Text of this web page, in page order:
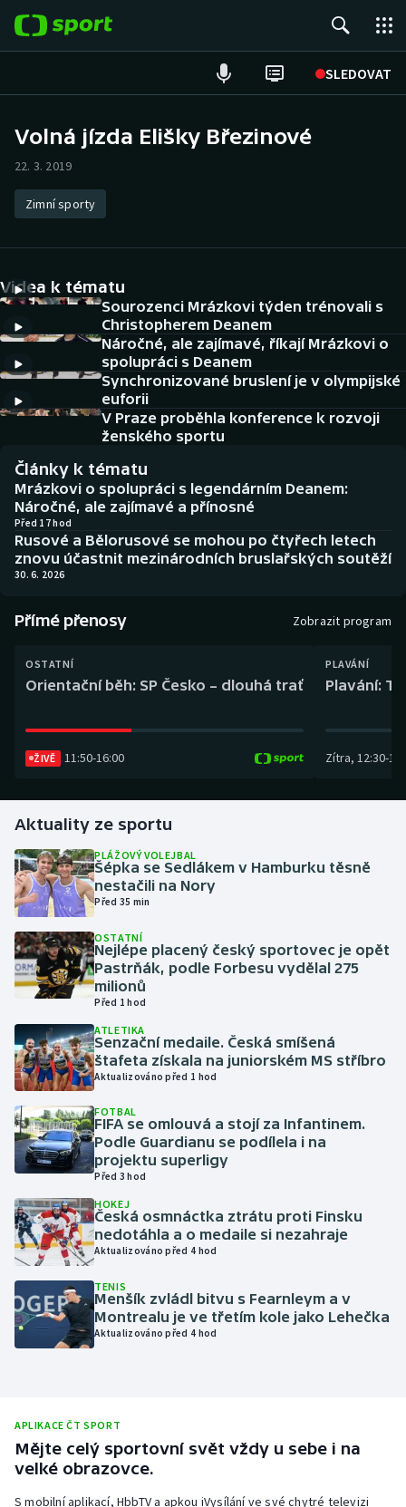
SLEDOVAT
Hokej
Tenis
Atletika
Cyklistika
DALŠÍ SPORTY
Americký fotbal
Baseball a softbal
Basketbal
Biatlon
Boby a skeleton
Dostihy
Futsal
Gymnastika
Házená
Jezdectví
Judo
Krasobruslení
Lezení
Lyže a snowboard
Moderní pětiboj
Motorsport
Olympijské hry
Parasport
Plavání
Ragby
Rychlobruslení
NEPŘEHLÉDNĚTE
Soutěže
Historické návraty
Aplikace ČT sport
AZ kvíz
Volná jízda Elišky Březinové
22. 3. 2019
Zimní sporty
Videa k tématu
Sourozenci Mrázkovi týden trénovali s
Christopherem Deanem
Náročné, ale zajímavé, říkají Mrázkovi o
spolupráci s Deanem
Synchronizované bruslení je v olympijské
euforii
V Praze proběhla konference k rozvoji
ženského sportu
Články k tématu
Mrázkovi o spolupráci s legendárním Deanem:
Náročné, ale zajímavé a přínosné
Před 17 hod
Rusové a Bělorusové se mohou po čtyřech letech
znovu účastnit mezinárodních bruslařských soutěží
30. 6. 2026
Přímé přenosy Zobrazit program
OSTATNÍ
Orientační běh: SP Česko – dlouhá trať
ŽIVĚ 11:50-16:00
PLAVÁNÍ
Plavání:
Zítra, 12:30-
Aktuality ze sportu
PLÁŽOVÝ VOLEJBAL
Šépka se Sedlákem v Hamburku těsně
nestačili na Nory
Před 35 min
OSTATNÍ
Nejlépe placený český sportovec je opět
Pastrňák, podle Forbesu vydělal 275
milionů
Před 1 hod
ATLETIKA
Senzační medaile. Česká smíšená
štafeta získala na juniorském MS stříbro
Aktualizováno před 1 hod
FOTBAL
FIFA se omlouvá a stojí za Infantinem.
Podle Guardianu se podílela i na
projektu superligy
Před 3 hod
HOKEJ
Česká osmnáctka ztrátu proti Finsku
nedotáhla a o medaile si nezahraje
Aktualizováno před 4 hod
TENIS
Menšík zvládl bitvu s Fearnleym a v
Montrealu je ve třetím kole jako Lehečka
Aktualizováno před 4 hod
APLIKACE ČT SPORT
Mějte celý sportovní svět vždy u sebe i na
velké obrazovce.
S mobilní aplikací, HbbTV a apkou iVysílání ve své chytré televizi